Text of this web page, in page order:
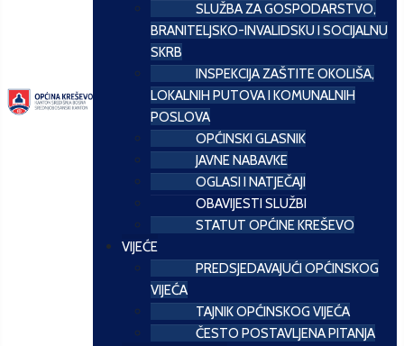
SLUŽBA ZA GOSPODARSTVO,
BRANITELJSKO-INVALIDSKU I SOCIJALNU
SKRB
INSPEKCIJA ZAŠTITE OKOLIŠA,
LOKALNIH PUTOVA I KOMUNALNIH
POSLOVA
OPĆINSKI GLASNIK
JAVNE NABAVKE
OGLASI I NATJEČAJI
OBAVIJESTI SLUŽBI
STATUT OPĆINE KREŠEVO
VIJEĆE
PREDSJEDAVAJUĆI OPĆINSKOG
VIJEĆA
TAJNIK OPĆINSKOG VIJEĆA
ČESTO POSTAVLJENA PITANJA